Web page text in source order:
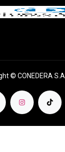
© CONEDERA S.A